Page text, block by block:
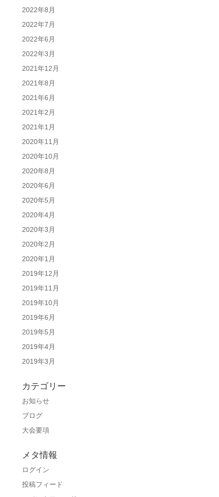
2022年8月
2022年7月
2022年6月
2022年3月
2021年12月
2021年8月
2021年6月
2021年2月
2021年1月
2020年11月
2020年10月
2020年8月
2020年6月
2020年5月
2020年4月
2020年3月
2020年2月
2020年1月
2019年12月
2019年11月
2019年10月
2019年6月
2019年5月
2019年4月
2019年3月
カテゴリー
お知らせ
ブログ
大会要項
メタ情報
ログイン
投稿フィード